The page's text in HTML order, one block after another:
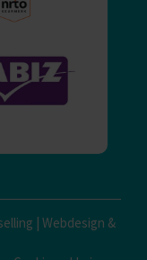
| Webdesign &